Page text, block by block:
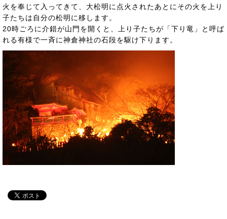
火を奉じて入ってきて、大松明に点火されたあとにその火を上り
子たちは自分の松明に移します。
20時ごろに介錯が山門を開くと、上り子たちが「下り竜」と呼ば
れる有様で一斉に神倉神社の石段を駆け下ります。